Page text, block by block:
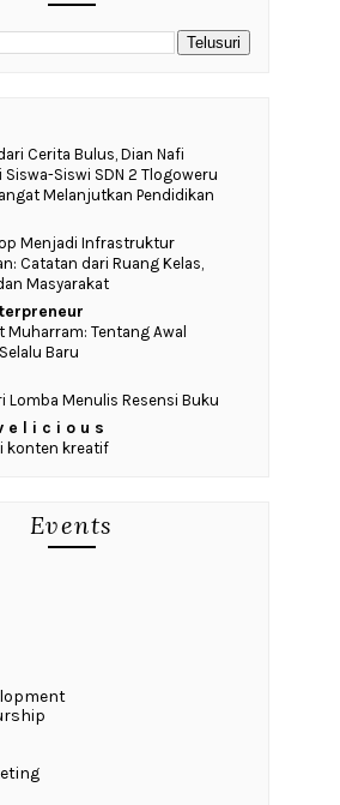
Cerita Bulus, Dian Nafi
Siswi SDN 2 Tlogoweru
Melanjutkan Pendidikan
Menjadi Infrastruktur
Catatan dari Ruang Kelas,
Masyarakat
Muharram: Tentang Awal
Baru
Lomba Menulis Resensi Buku
e l i c i o u s
konten kreatif
Events